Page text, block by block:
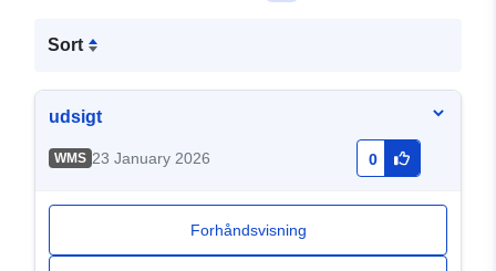
Sort
udsigt
WMS 23 January 2026 0
Forhåndsvisning